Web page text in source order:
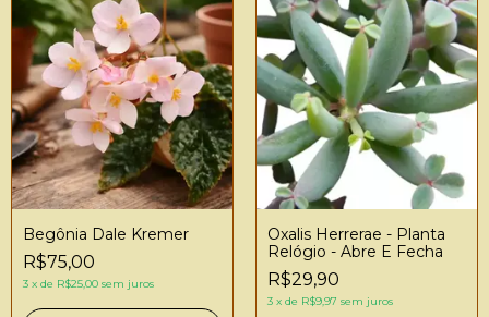
Begônia Dale Kremer
R$75,00
3 x de R$25,00 sem juros
Oxalis Herrerae - Planta
Relógio - Abre E Fecha
R$29,90
3 x de R$9,97 sem juros